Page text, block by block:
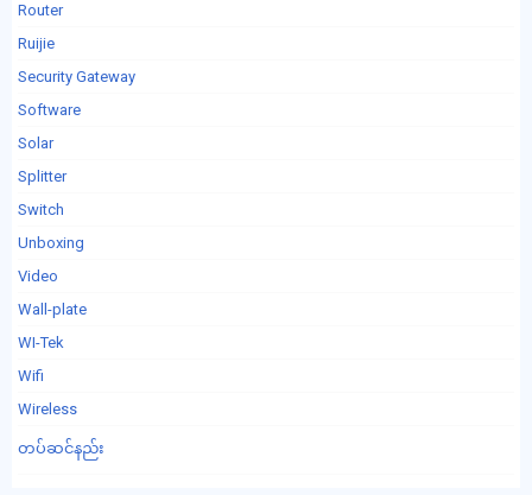
Router
Ruijie
Security Gateway
Software
Solar
Splitter
Switch
Unboxing
Video
Wall-plate
WI-Tek
Wifi
Wireless
တပ်ဆင်နည်း